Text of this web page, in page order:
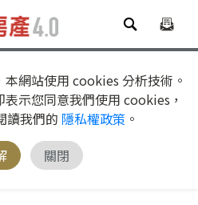
網站使用 cookies 分析技術。
示您同意我們使用 cookies，
讀我們的 隱私權政策 。
關閉